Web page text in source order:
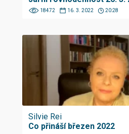
18472 16. 3. 2022 20:28
Silvie Rei
Co přináší březen 2022